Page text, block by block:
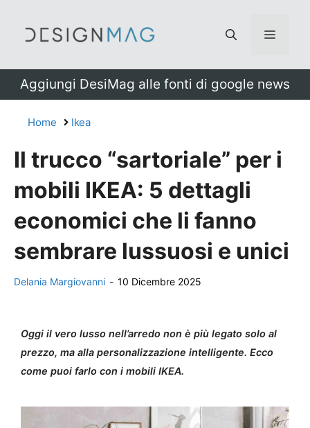
Menu
Aggiungi DesiMag alle fonti di google news
Home Ikea
Il trucco “sartoriale” per i
mobili IKEA: 5 dettagli
economici che li fanno
sembrare lussuosi e unici
Delania Margiovanni - 10 Dicembre 2025
Oggi il vero lusso nell’arredo non è più legato solo al
prezzo, ma alla personalizzazione intelligente. Ecco
come puoi farlo con i mobili IKEA.